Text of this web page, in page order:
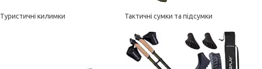
Туристичні килимки Тактичні сумки та підсумки